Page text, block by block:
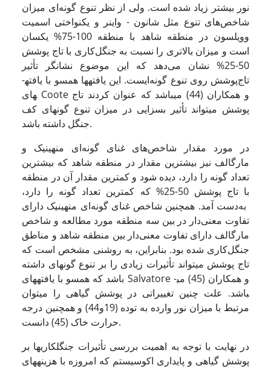
نور بیشتر زیاد شده است. ولی از نظر تنوع گونه‌ای میزان
شاخص‌های تنوع مثل شانون - واینر و یکنواختی اسمیت
وویلسون در منطقه شاهد با منطقه 100-75% یکسان
است و میزان بالاتری را نسبت به جنگل‌کاری با تاج پوشش
50-25% نشان می‌دهد که این موضوع نشانگر تأثیر
تاج‌پوشش روی تنوع گونه‌ایست. این یافته­ها همسو با یافته­
های Coote و همکاران (44) می­باشد که عنوان کردند تاج
پوشش می­تواند تأثیر بسزایی در میزان تنوع گونه­ای کف
جنگل داشته باشد.
در مورد مقدار شاخص‌های غنای گونه‌ای منهینیک و
مارگالف نیز بیشترین مقدار در منطقه شاهد که بیشترین
تعداد گونه را دارد، دیده شود و کمترین مقدار آن در منطقه
با تاج پوشش 50-25% که کمترین تعداد گونه را دارد،
به‌دست آمد. همچنین شاخص‌ غنای گونه‌ای منهینیک دارای
تفاوت معنی‌دار در بین سه منطقه مورد مطالعه و شاخص
مارگالف دارای تفاوت معنی‌دار بین منطقه شاهد و مناطق
جنگل‌کاری شده بود. بنابراین، به روشنی مشخص است که
تاج پوشش می­تواند تأثیرات زیادی را بر تنوع گونه­ای داشته
باشد که همسو با یافته­های Salvatore و همکاران (45) می­
باشد. علت چنین تغییراتی در پوشش گیاهی را می­توان
مرتبط با میزان نور وارده به توده (19و44) و همچنین درجه
حرارت خاک (45) دانست.
در نهایت با توجه به اهمیت بررسی تأثیرات جنگل­کاری­ها بر
پوشش گیاهی و پایداری اکوسیستم که امروزه با هزینه­های